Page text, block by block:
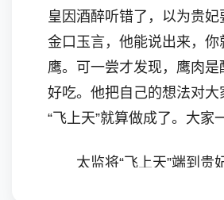
皇因酒醉听错了，以为贵
金口玉言，他能说出来，
鹰。可一尝才发现，鹰肉
好吃。他把自己的想法对
“飞上天”就算做成了。大家
太监将“飞上天”端到贵妃